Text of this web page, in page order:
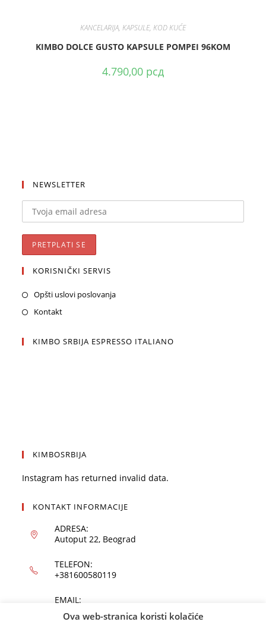
DODAJ U KORPU
KANCELARIJA, KAPSULE, KOD KUĆE
KIMBO DOLCE GUSTO KAPSULE POMPEI 96KOM
4.790,00 рсд
NEWSLETTER
KORISNIČKI SERVIS
Opšti uslovi poslovanja
Kontakt
KIMBO SRBIJA ESPRESSO ITALIANO
KIMBOSRBIJA
Instagram has returned invalid data.
KONTAKT INFORMACIJE
ADRESA:
Autoput 22, Beograd
TELEFON:
+381600580119
EMAIL:
office@kimbo.rs
Ova web-stranica koristi kolačiće